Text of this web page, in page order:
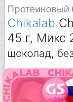
Протеиновый
Chikalab
45 г, Микс
шоколад,